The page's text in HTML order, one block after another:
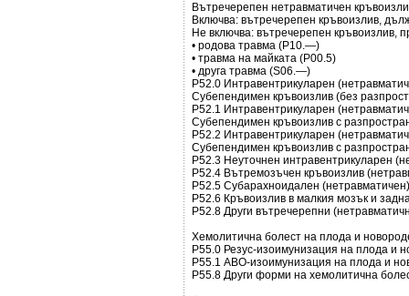
Вътречерепен нетравматичен
Включва: вътречерепен кръвоизлив,
Не включва: вътречерепен кръвоизлив,
• родова травма (P10.—)
• травма на майката (P00.5)
• друга травма (S06.—)
Р52.0 Интравентрикуларен
Субепендимен кръвоизлив (без
Р52.1 Интравентрикуларен
Субепендимен кръвоизлив с
Р52.2 Интравентрикуларен
Субепендимен кръвоизлив с
Р52.3 Неуточнен интравентрикуларен
Р52.4 Вътремозъчен кръвоизлив
Р52.5 Субарахноидален
Р52.6 Кръвоизлив в малкия мозък и
Р52.8 Други вътречерепни
Хемолитична болест на плода и
Р55.0 Резус-изоимунизация на плода и
Р55.1 АВО-изоимунизация на плода и
Р55.8 Други форми на хемолитична